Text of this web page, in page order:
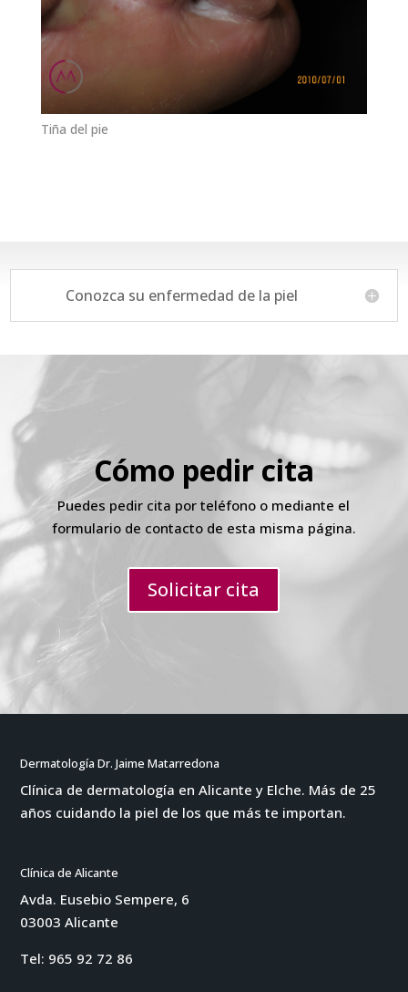
Tiña del pie
Conozca su enfermedad de la piel
Cómo pedir cita
Puedes pedir cita por teléfono o mediante el
formulario de contacto de esta misma página.
Solicitar cita
Dermatología Dr. Jaime Matarredona
Clínica de dermatología en Alicante y Elche. Más de 25
años cuidando la piel de los que más te importan.
Clínica de Alicante
Avda. Eusebio Sempere, 6
03003 Alicante
Tel: 965 92 72 86